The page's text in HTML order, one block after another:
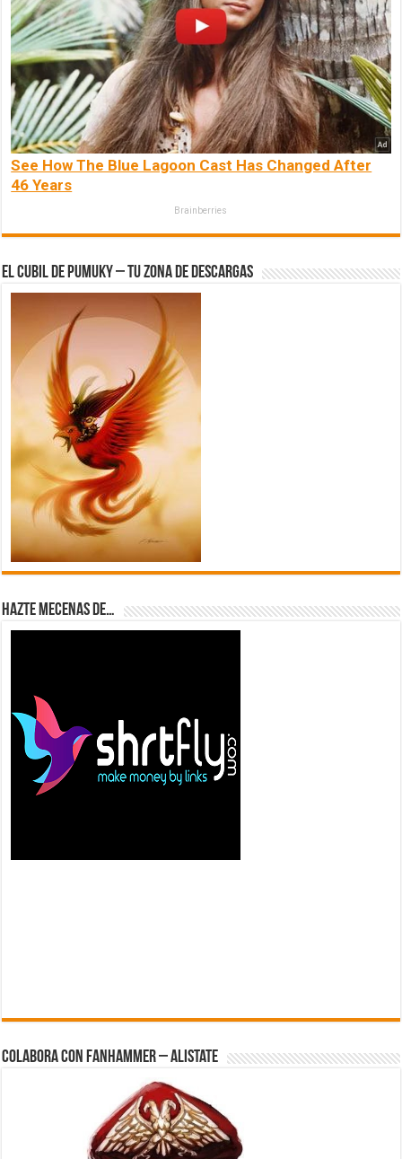
See How The Blue Lagoon Cast Has Changed After
46 Years
Brainberries
El Cubil de Pumuky – Tu zona de Descargas
Hazte Mecenas de…
Colabora con FanHammer – Alistate